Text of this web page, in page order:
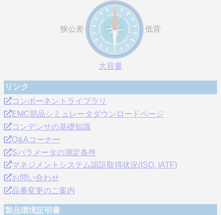
狭公差 低背
大容量
リンク
コンポーネントライブラリ
EMC部品シミュレータダウンロードページ
コンデンサの基礎知識
Q&Aコーナー
Sパラメータの測定条件
マネジメントシステム認証取得状況(ISO, IATF)
お問い合わせ
品番変更のご案内
製品環境証明書